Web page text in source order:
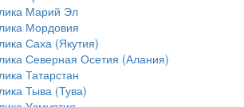
Марий Эл
Мордовия
Саха (Якутия)
Северная Осетия (Алания)
Татарстан
Тыва (Тува)